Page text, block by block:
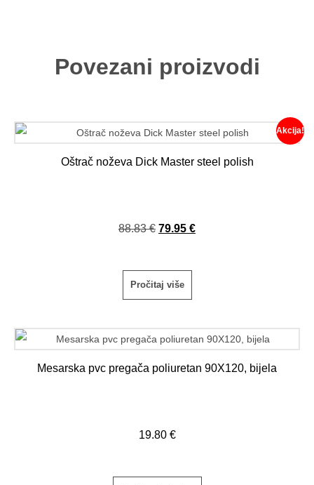
Povezani proizvodi
Akcija!
Oštrač noževa Dick Master steel polish
88.83€ 79.95 €
Pročitaj više
Mesarska pvc pregača poliuretan 90X120, bijela
19.80 €